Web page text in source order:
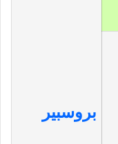
بروسبير